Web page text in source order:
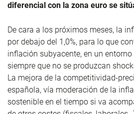
diferencial con la zona euro se
De cara a los próximos meses, la
por debajo del 1,0%, para lo que
inflación subyacente, en un
siempre que no se produzcan
La mejora de la competitividad-
española, vía moderación de la
sostenible en el tiempo si va